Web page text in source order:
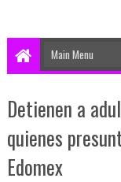
Detienen a
quienes
Edomex